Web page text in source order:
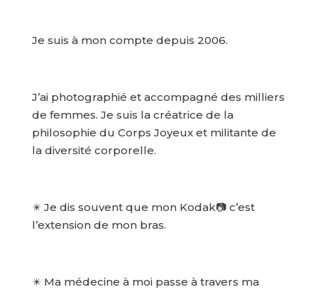
Je suis à mon compte depuis 2006.
J’ai photographié et accompagné des milliers
de femmes. Je suis la créatrice de la
philosophie du Corps Joyeux et militante de
la diversité corporelle.
✴️ Je dis souvent que mon Kodak📷 c’est
l’extension de mon bras.
✴️ Ma médecine à moi passe à travers ma